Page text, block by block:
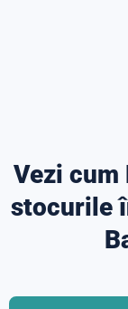
Vezi cum
stocurile